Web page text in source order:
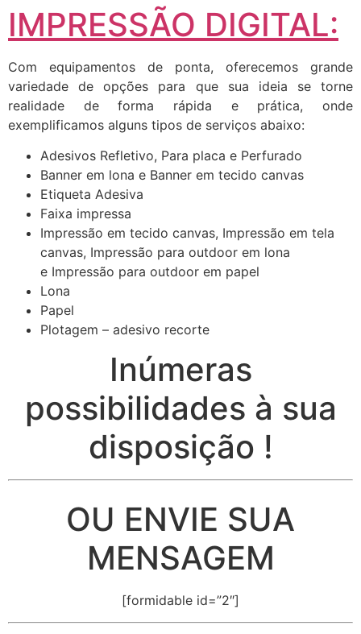
IMPRESSÃO DIGITAL:
Com equipamentos de ponta, oferecemos grande
variedade de opções para que sua ideia se torne
realidade de forma rápida e prática, onde
exemplificamos alguns tipos de serviços abaixo:
Adesivos Refletivo, Para placa e Perfurado
Banner em lona e Banner em tecido canvas
Etiqueta Adesiva
Faixa impressa
Impressão em tecido canvas, Impressão em tela
canvas, Impressão para outdoor em lona
e Impressão para outdoor em papel
Lona
Papel
Plotagem – adesivo recorte
Inúmeras
possibilidades à sua
disposição !
OU ENVIE SUA
MENSAGEM
[formidable id=”2″]